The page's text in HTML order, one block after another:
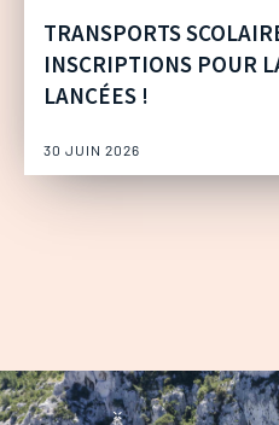
TRANSPORTS
INSCRIPTIONS POUR
LANCÉES !
30 JUIN 2026